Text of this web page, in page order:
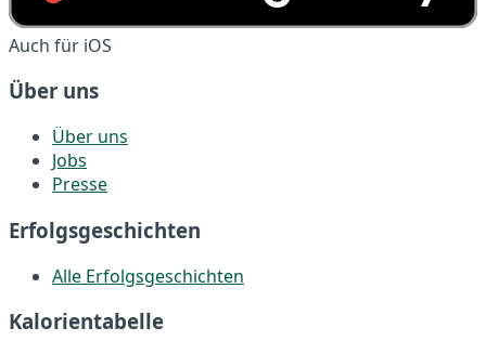
Auch für iOS
Über uns
Über uns
Jobs
Presse
Erfolgsgeschichten
Alle Erfolgsgeschichten
Kalorientabelle